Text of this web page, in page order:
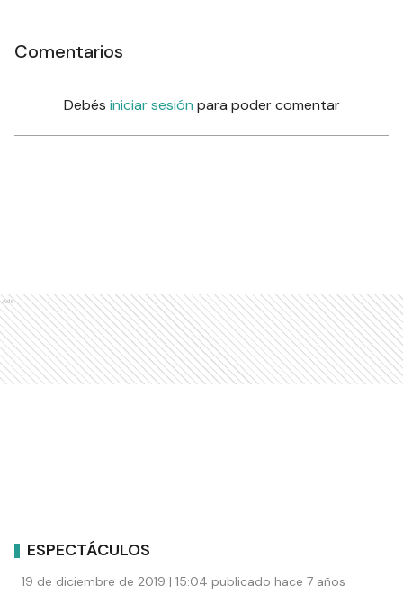
Comentarios
Debés iniciar sesión para poder comentar
Ads
ESPECTÁCULOS
19 de diciembre de 2019 | 15:04 publicado hace 7 años